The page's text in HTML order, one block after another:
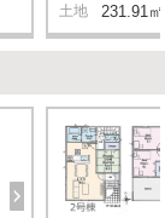
土地 231.91㎡